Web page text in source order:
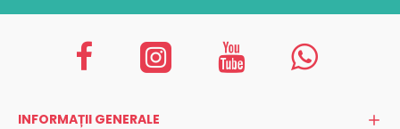
INFORMAȚII GENERALE